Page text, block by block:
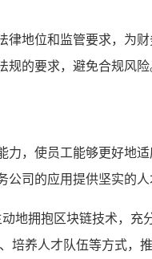
地位和监管要求，为
的要求，避免合规风险
，使员工能够更好地适
司的应用提供坚实的人
地拥抱区块链技术，
养人才队伍等方式